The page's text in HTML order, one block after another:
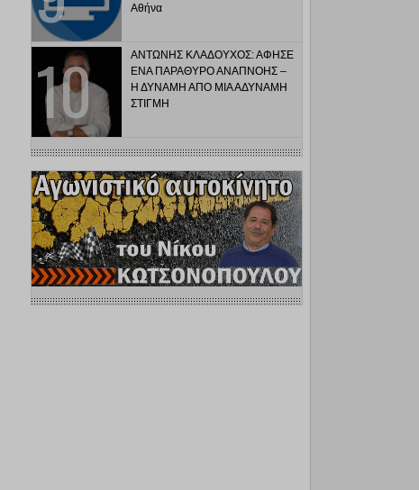
Αθήνα
ΑΝΤΩΝΗΣ ΚΛΑΔΟΥΧΟΣ: ΑΦΗΣΕ
ΕΝΑ ΠΑΡΑΘΥΡΟ ΑΝΑΠΝΟΗΣ –
Η ΔΥΝΑΜΗ ΑΠΟ ΜΙΑ ΑΔΥΝΑΜΗ
ΣΤΙΓΜΗ